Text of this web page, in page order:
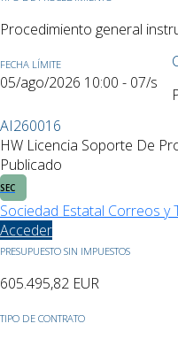
Procedimiento general
FECHA LÍMITE
05/ago/2026 10:00 - 07/sep/
AI260016
HW Licencia Soporte De
Publicado
SEC
Sociedad Estatal Correos y
Acceder
PRESUPUESTO SIN IMPUESTOS
605.495,82 EUR
TIPO DE CONTRATO